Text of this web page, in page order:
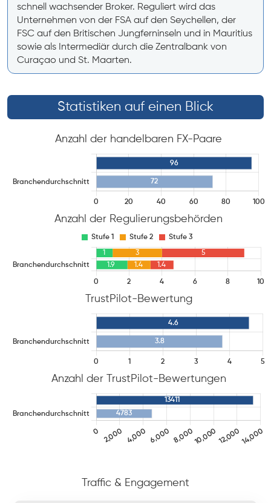
schnell wachsender Broker. Reguliert wird das
Unternehmen von der FSA auf den Seychellen, der
FSC auf den Britischen Jungferninseln und in Mauritius
sowie als Intermediär durch die Zentralbank von
Curaçao und St. Maarten.
Statistiken auf einen Blick
Anzahl der handelbaren FX-Paare
Anzahl der Regulierungsbehörden
TrustPilot-Bewertung
Anzahl der TrustPilot-Bewertungen
Traffic & Engagement